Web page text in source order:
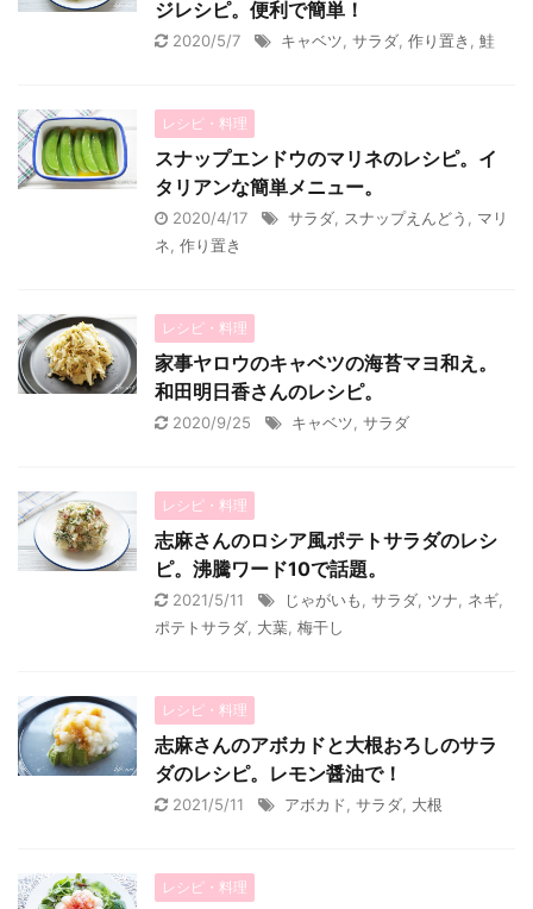
ジレシピ。便利で簡単！
2020/5/7 キャベツ サラダ 作り置き 鮭
レシピ・料理
スナップエンドウのマリネのレシピ。イ
タリアンな簡単メニュー。
2020/4/17 サラダ スナップえんどう
マリ
ネ 作り置き
レシピ・料理
家事ヤロウのキャベツの海苔マヨ和え。
和田明日香さんのレシピ。
2020/9/25 キャベツ サラダ
レシピ・料理
志麻さんのロシア風ポテトサラダのレシ
ピ。沸騰ワード10で話題。
2021/5/11 じゃがいも サラダ ツナ ネギ
ポテトサラダ 大葉 梅干し
レシピ・料理
志麻さんのアボカドと大根おろしのサラ
ダのレシピ。レモン醤油で！
2021/5/11 アボカド サラダ 大根
レシピ・料理